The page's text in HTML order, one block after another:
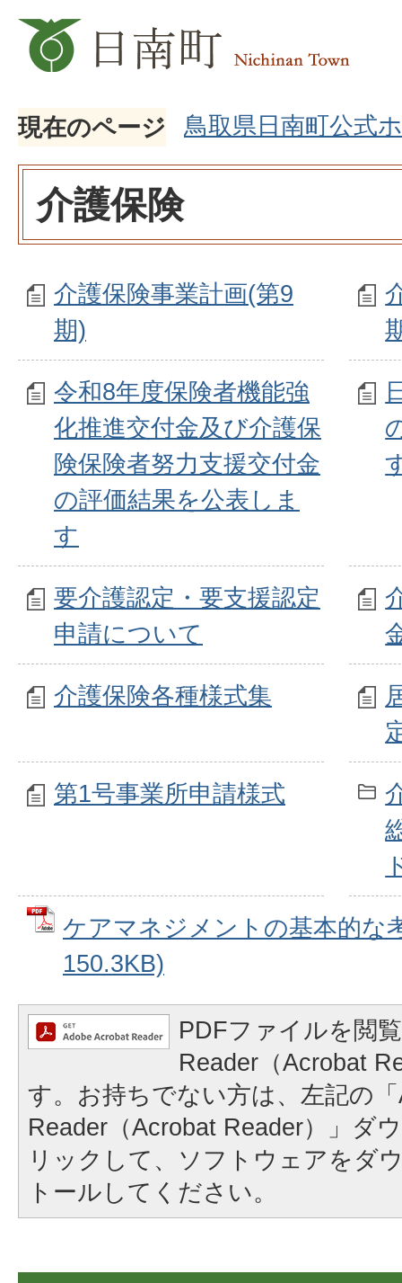
現在のページ 鳥取県日南町公式
介護保険
介護保険事業計画(第9
期)
令和8年度保険者機能強
化推進交付金及び介護保
険保険者努力支援交付金
の評価結果を公表しま
す
要介護認定・要支援認定
申請について
介護保険各種様式集
第1号事業所申請様式
ケアマネジメントの基本的な
150.3KB)
PDFファイルを閲
Reader（Acrobat
す。お持ちでない方は、左記の
Reader（Acrobat Reader）」ダ
リックして、ソフトウェアをダ
トールしてください。